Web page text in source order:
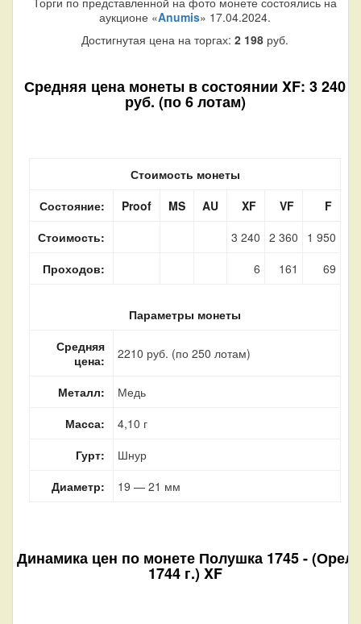
аукционе «Anumis» 17.04.2024.
Достигнутая цена на торгах: 2 198 руб.
Средняя цена монеты в состоянии XF: 3 240
руб. (по 6 лотам)
Стоимость монеты
Состояние:
Proof MS AU XF VF
F
Стоимость:
3 240 2 360
1 950
Проходов:
6 161 69
Параметры монеты
Средняя
цена:
2210 руб. (по 250 лотам)
Металл:
Медь
Масса:
4,10 г
Гурт:
Шнур
Диаметр:
19 — 21 мм
Динамика цен по монете Полушка 1745 - (Орел
1744 г.) XF